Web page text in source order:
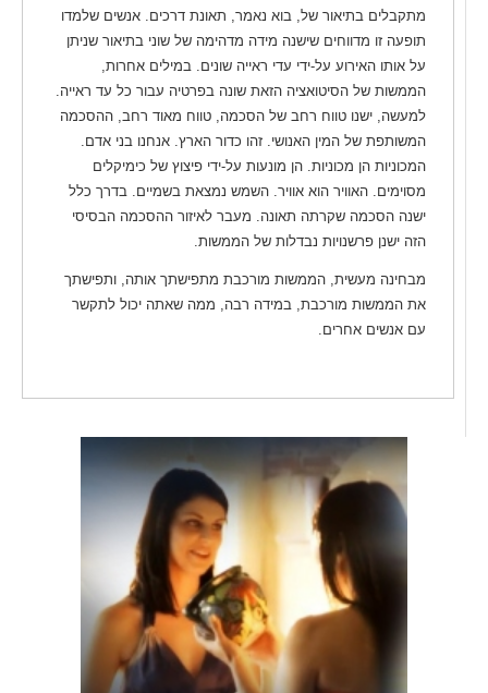
מתקבלים בתיאור של, בוא נאמר, תאונת דרכים. אנשים שלמדו
תופעה זו מדווחים שישנה מידה מדהימה של שוני בתיאור שניתן
על אותו האירוע על-ידי עדי ראייה שונים. במילים אחרות,
הממשות של הסיטואציה הזאת שונה בפרטיה עבור כל עד ראייה.
למעשה, ישנו טווח רחב של הסכמה, טווח מאוד רחב, ההסכמה
המשותפת של המין האנושי. זהו כדור הארץ. אנחנו בני אדם.
המכוניות הן מכוניות. הן מונעות על-ידי פיצוץ של כימיקלים
מסוימים. האוויר הוא אוויר. השמש נמצאת בשמיים. בדרך כלל
ישנה הסכמה שקרתה תאונה. מעבר לאיזור ההסכמה הבסיסי
הזה ישנן פרשנויות נבדלות של הממשות.
מבחינה מעשית, הממשות מורכבת מתפישתך אותה, ותפישתך
את הממשות מורכבת, במידה רבה, ממה שאתה יכול לתקשר
עם אנשים אחרים.